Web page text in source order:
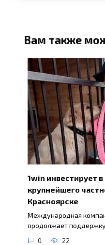
Вам также
1win инвестирует
крупнейшего
Красноярске
Международная
продолжает
0 22